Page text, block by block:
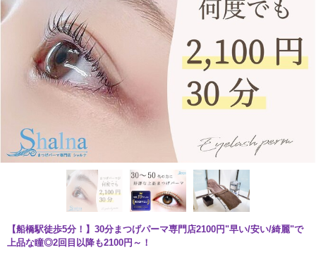
【船橋駅徒歩5分！】30分まつげパーマ専門店2100円"早い/安い/綺麗"で
上品な瞳◎2回目以降も2100円～！